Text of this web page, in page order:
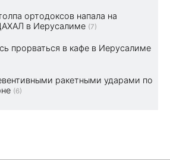
ортодоксов напала на
в Иерусалиме (7)
прорваться в кафе в Иерусалиме
ракетными ударами по
(6)